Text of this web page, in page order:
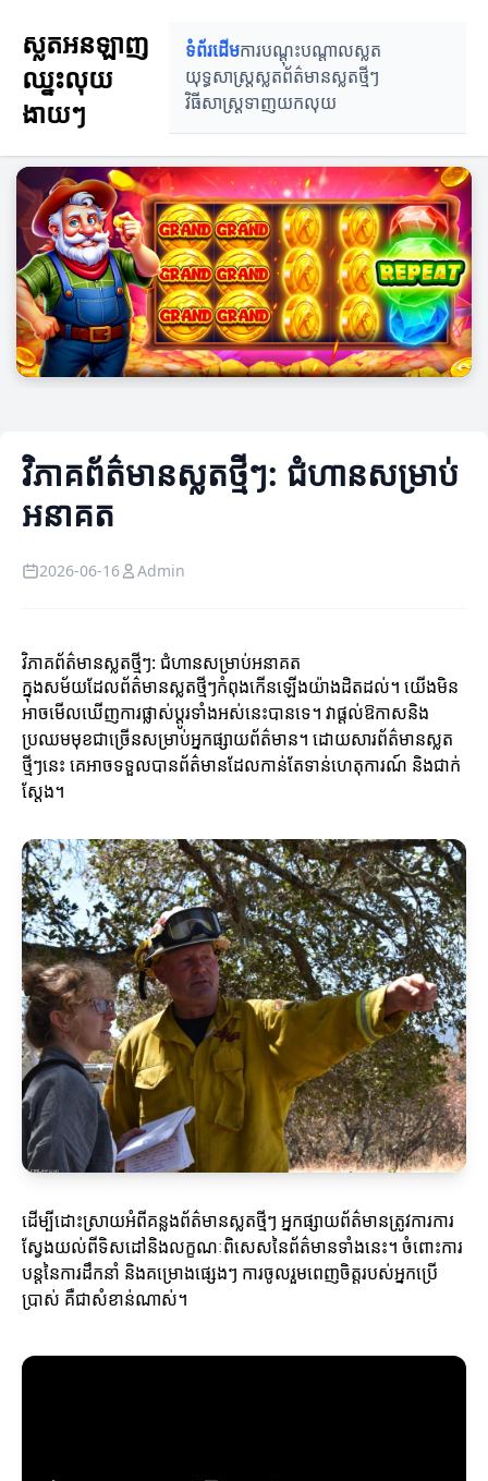
ស្លតអនឡាញ
ឈ្នះលុយ
ងាយៗ
ទំព័រដើមការបណ្តុះបណ្តាលស្លត
យុទ្ធសាស្ត្រស្លតព័ត៌មានស្លតថ្មីៗ
វិធីសាស្ត្រទាញយកលុយ
វិភាគព័ត៌មានស្លតថ្មីៗ: ជំហានសម្រាប់
អនាគត
2026-06-16 Admin
វិភាគព័ត៌មានស្លតថ្មីៗ: ជំហានសម្រាប់អនាគត
ក្នុងសម័យដែលព័ត៌មានស្លតថ្មីៗកំពុងកើនឡើងយ៉ាងដិតដល់។ យើងមិន
អាចមើលឃើញការផ្លាស់ប្ដូរទាំងអស់នេះបានទេ។ វាផ្តល់ឱកាសនិង
ប្រឈមមុខជាច្រើនសម្រាប់អ្នកផ្សាយព័ត៌មាន។ ដោយសារព័ត៌មានស្លត
ថ្មីៗនេះ គេអាចទទួលបានព័ត៌មានដែលកាន់តែទាន់ហេតុការណ៍ និងជាក់
ស្តែង។
ដើម្បីដោះស្រាយអំពីគន្លងព័ត៌មានស្លតថ្មីៗ អ្នកផ្សាយព័ត៌មានត្រូវការការ
ស្វែងយល់ពីទិសដៅនិងលក្ខណៈពិសេសនៃព័ត៌មានទាំងនេះ។ ចំពោះការ
បន្តនៃការដឹកនាំ និងគម្រោងផ្សេងៗ ការចូលរួមពេញចិត្តរបស់អ្នកប្រើ
ប្រាស់ គឺជាសំខាន់ណាស់។